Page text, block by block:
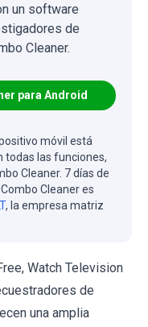
un software
de
Cleaner.
para Android
móvil está
todas las funciones,
Cleaner. 7 días de
Cleaner es
, la empresa matriz
Watch Television
de
una amplia